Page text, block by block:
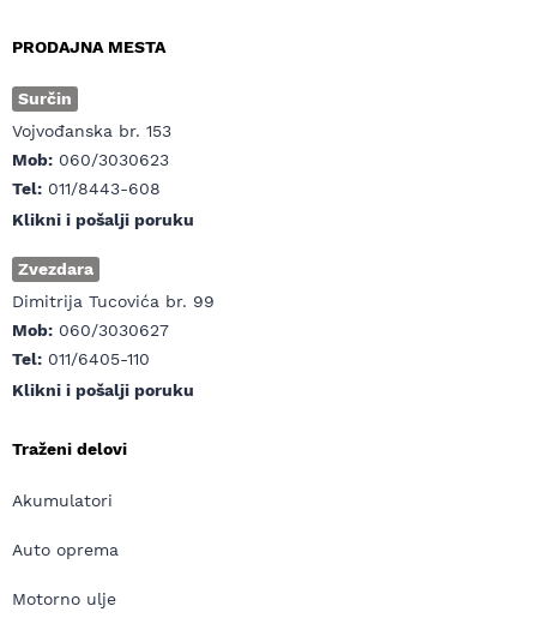
PRODAJNA MESTA
Surčin
Vojvođanska br. 153
Mob: 060/3030623
Tel: 011/8443-608
Klikni i pošalji poruku
Zvezdara
Dimitrija Tucovića br. 99
Mob: 060/3030627
Tel: 011/6405-110
Klikni i pošalji poruku
Traženi delovi
Akumulatori
Auto oprema
Motorno ulje